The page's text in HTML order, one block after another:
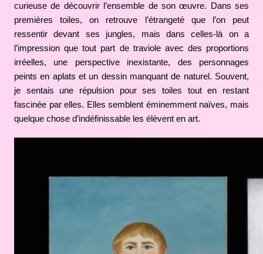
curieuse de découvrir l’ensemble de son œuvre. Dans ses
premières toiles, on retrouve l’étrangeté que l’on peut
ressentir devant ses jungles, mais dans celles-là on a
l’impression que tout part de traviole avec des proportions
irréelles, une perspective inexistante, des personnages
peints en aplats et un dessin manquant de naturel. Souvent,
je sentais une répulsion pour ses toiles tout en restant
fascinée par elles. Elles semblent éminemment naïves, mais
quelque chose d’indéfinissable les élèvent en art.